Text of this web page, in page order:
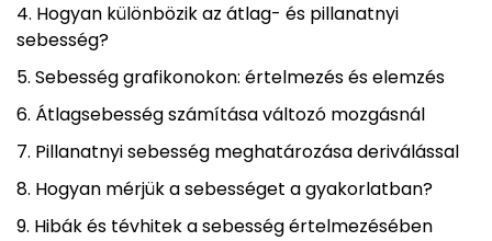
Hogyan különbözik az átlag- és pillanatnyi
sebesség?
Sebesség grafikonokon: értelmezés és elemzés
Átlagsebesség számítása változó mozgásnál
Pillanatnyi sebesség meghatározása deriválással
Hogyan mérjük a sebességet a gyakorlatban?
Hibák és tévhitek a sebesség értelmezésében